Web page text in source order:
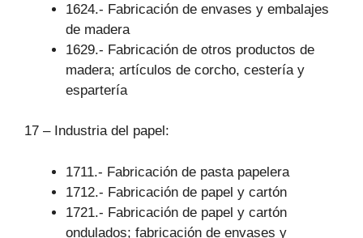
1624.- Fabricación de envases y embalajes
de madera
1629.- Fabricación de otros productos de
madera; artículos de corcho, cestería y
espartería
17 – Industria del papel:
1711.- Fabricación de pasta papelera
1712.- Fabricación de papel y cartón
1721.- Fabricación de papel y cartón
ondulados; fabricación de envases y